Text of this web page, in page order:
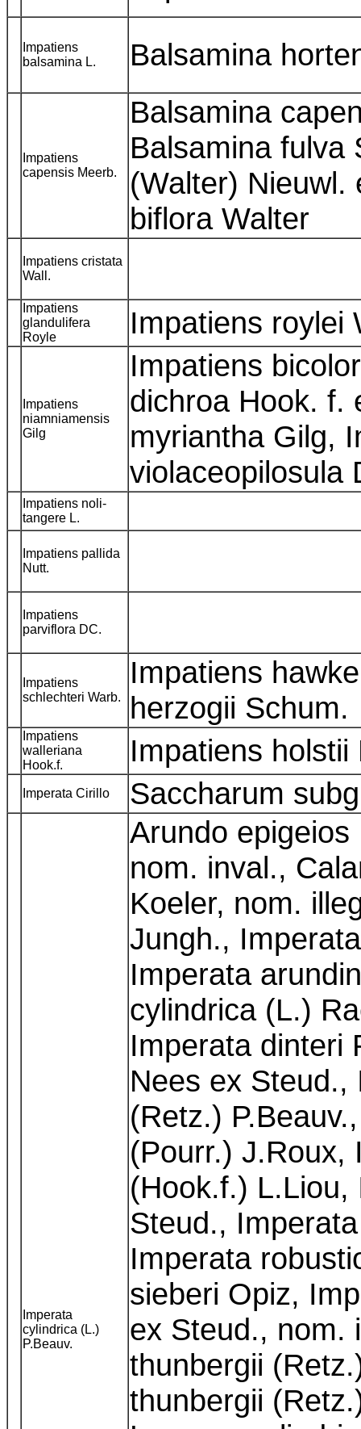
Impatiens
balsamina L.
Balsamina
Impatiens
capensis Meerb.
Balsamina
Balsamina fulva
(Walter) Nieuwl.
biflora Walter
Impatiens cristata
Wall.
Impatiens
glandulifera
Royle
Impatiens roylei
Impatiens
niamniamensis
Gilg
Impatiens
dichroa Hook. f.
myriantha Gilg,
violaceopilosula
Impatiens noli-
tangere L.
Impatiens pallida
Nutt.
Impatiens
parviflora DC.
Impatiens
schlechteri Warb.
Impatiens
herzogii Schum.
Impatiens
walleriana
Hook.f.
Impatiens
Imperata Cirillo Saccharum
Imperata
cylindrica (L.)
P.Beauv.
Arundo
nom. inval.,
Koeler, nom.
Jungh.,
Imperata
cylindrica (L.)
Imperata dinteri
Nees ex Steud.,
(Retz.)
(Pourr.) J.Roux,
(Hook.f.) L.Liou,
Steud.,
Imperata
sieberi Opiz,
ex Steud., nom.
thunbergii
thunbergii